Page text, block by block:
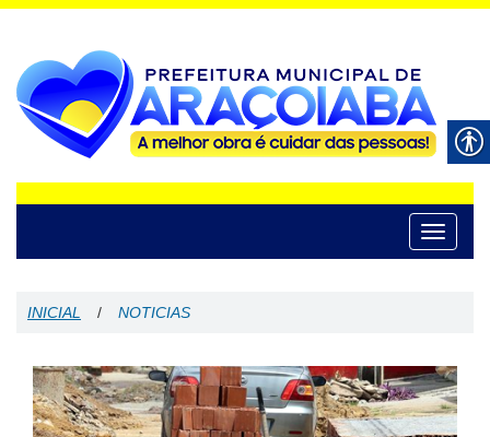
Toggle
INICIAL / NOTICIAS